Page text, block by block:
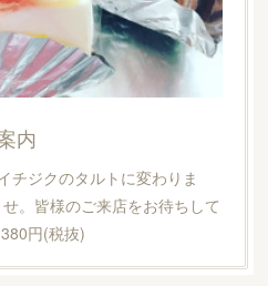
内
チジクのタルトに変わりま
。皆様のご来店をお待ちして
円(税抜)